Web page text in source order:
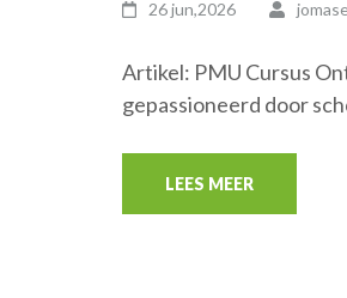
26 jun,2026
Artikel: PMU Cursus
gepassioneerd door
LEES MEER